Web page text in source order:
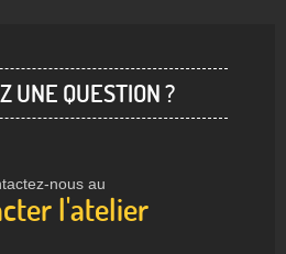
UNE QUESTION ?
nous au
l'atelier